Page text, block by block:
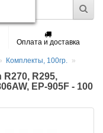
Оплата и доставка
Комплекты, 100гр.
R295,
EP-905F - 100